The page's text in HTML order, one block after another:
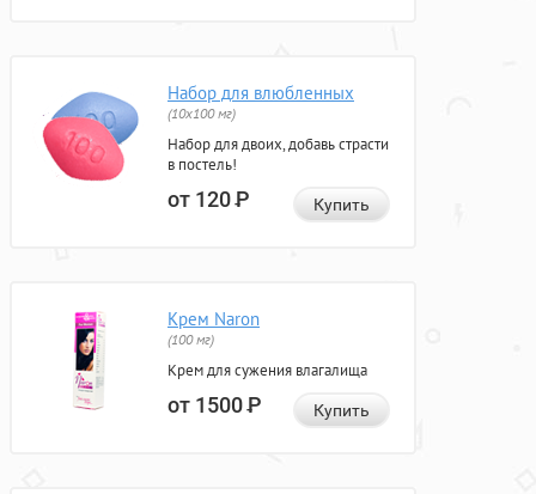
Набор для влюбленных
(10х100 мг)
Набор для двоих, добавь страсти
в постель!
от 120Р Купить
Крем Naron
(100 мг)
Крем для сужения влагалища
от 1500Р Купить